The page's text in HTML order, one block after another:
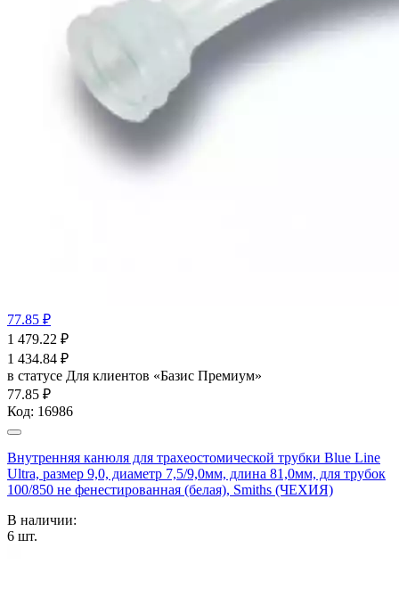
77.85 ₽
1 479.22 ₽
1 434.84 ₽
в статусе Для клиентов «Базис Премиум»
77.85 ₽
Код: 16986
Внутренняя канюля для трахеостомической трубки Blue Line
Ultra, размер 9,0, диаметр 7,5/9,0мм, длина 81,0мм, для трубок
100/850 не фенестированная (белая), Smiths (ЧЕХИЯ)
В наличии:
6 шт.